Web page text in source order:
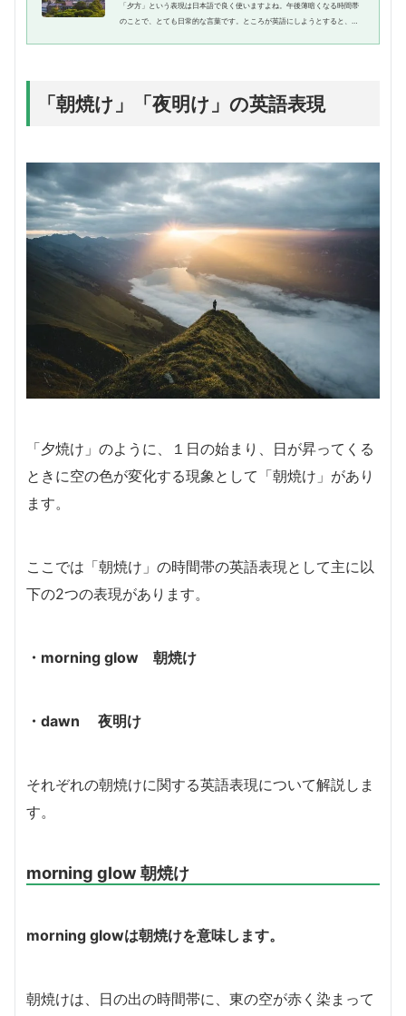
「夕方」という表現は日本語で良く使いますよね。午後薄暗くなる時間帯
のことで、とても日常的な言葉です。ところが英語にしようとすると、単
「朝焼け」「夜明け」の英語表現
「夕焼け」のように、１日の始まり、日が昇ってくる
ときに空の色が変化する現象として「朝焼け」があり
ます。
ここでは「朝焼け」の時間帯の英語表現として主に以
下の2つの表現があります。
・morning glow 朝焼け
・dawn 夜明け
それぞれの朝焼けに関する英語表現について解説しま
す。
morning glow 朝焼け
morning glowは朝焼けを意味します。
朝焼けは、日の出の時間帯に、東の空が赤く染まって